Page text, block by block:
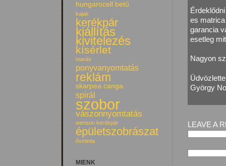
es
garancia
esetleg
Nagyon
György
LEAVE A
hungarocell betű
kajak
kerékpár
kiállítás
kivitelezés
kísérlet
marás
ponyvanyomtatás
reklám
skarpea canga
spirál
szobor
vászonnyomtatás
wenson kerékpár
épületszobrászat
ősminta
MIENK